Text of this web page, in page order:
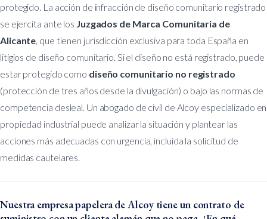
protegido. La acción de infracción de diseño comunitario registrado
se ejercita ante los Juzgados de Marca Comunitaria de
Alicante, que tienen jurisdicción exclusiva para toda España en
litigios de diseño comunitario. Si el diseño no está registrado, puede
estar protegido como diseño comunitario no registrado
(protección de tres años desde la divulgación) o bajo las normas de
competencia desleal. Un abogado de civil de Alcoy especializado en
propiedad industrial puede analizar la situación y plantear las
acciones más adecuadas con urgencia, incluida la solicitud de
medidas cautelares.
Nuestra empresa papelera de Alcoy tiene un contrato de